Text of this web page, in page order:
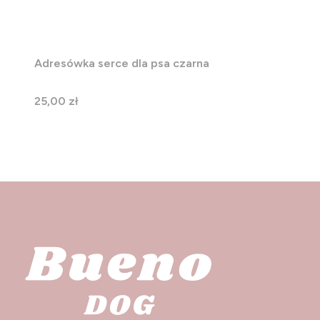
Adresówka serce dla psa czarna
Cena
25,00 zł